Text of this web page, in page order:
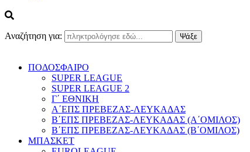
Αναζήτηση για:
ΠΟΔΟΣΦΑΙΡΟ
SUPER LEAGUE
SUPER LEAGUE 2
Γ΄ ΕΘΝΙΚΗ
Α΄ΕΠΣ ΠΡΕΒΕΖΑΣ-ΛΕΥΚΑΔΑΣ
Β΄ΕΠΣ ΠΡΕΒΕΖΑΣ-ΛΕΥΚΑΔΑΣ (Α΄ΟΜΙΛΟΣ)
Β΄ΕΠΣ ΠΡΕΒΕΖΑΣ-ΛΕΥΚΑΔΑΣ (Β΄ΟΜΙΛΟΣ)
ΜΠΑΣΚΕΤ